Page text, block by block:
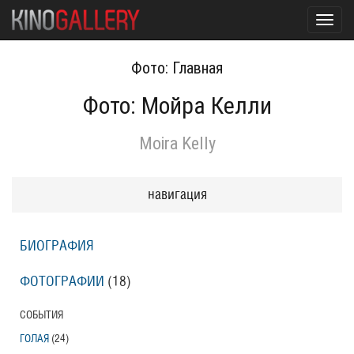
Фото: Главная
Фото: Мойра Келли
Moira Kelly
навигация
БИОГРАФИЯ
ФОТОГРАФИИ (18)
СОБЫТИЯ
ГОЛАЯ (24)